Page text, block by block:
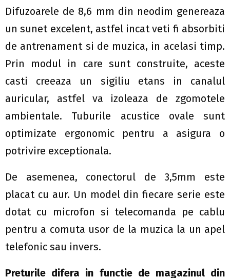
Difuzoarele de 8,6 mm din neodim genereaza
un sunet excelent, astfel incat veti fi absorbiti
de antrenament si de muzica, in acelasi timp.
Prin modul in care sunt construite, aceste
casti creeaza un sigiliu etans in canalul
auricular, astfel va izoleaza de zgomotele
ambientale. Tuburile acustice ovale sunt
optimizate ergonomic pentru a asigura o
potrivire exceptionala.
De asemenea, conectorul de 3,5mm este
placat cu aur. Un model din fiecare serie este
dotat cu microfon si telecomanda pe cablu
pentru a comuta usor de la muzica la un apel
telefonic sau invers.
Preturile difera in functie de magazinul din